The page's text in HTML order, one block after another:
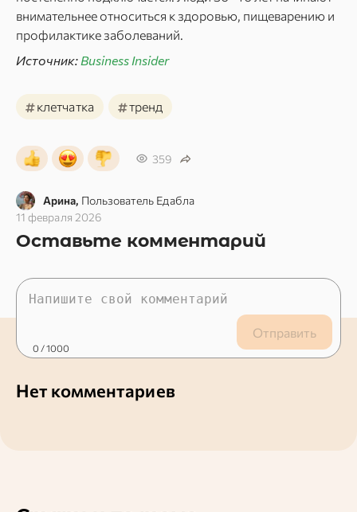
внимательнее относиться к здоровью, пищеварению и
профилактике заболеваний.
Источник: Business Insider
#клетчатка #тренд
359
Арина, Пользователь Едабла
11 февраля 2026
Оставьте комментарий
Отправить
0 / 1000
Нет комментариев